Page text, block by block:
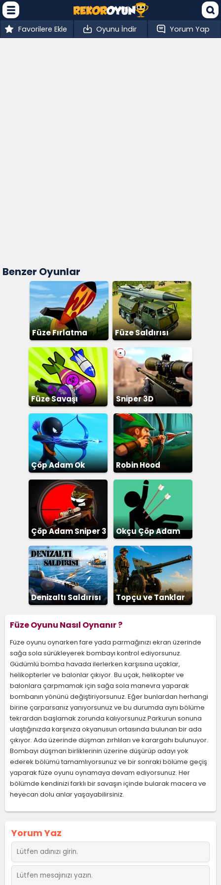
Favorilere Ekle Oyunu İndir Yorum Yap
Benzer Oyunlar
Füze Fırlatma Füze Saldırısı
Füze Savaşı Sniper 3D
Çöp Adam Ok Robin Hood
Çöp Adam Sniper 3 Okçu Çöp Adam
Denizaltı Saldırısı Topçu ve Tanklar
Füze Oyunu Nasıl Oynanır ?
Füze oyunu oynarken fare yada parmağınızı ekran üzerinde
sağa sola sürükleyerek bombayı kontrol ediyorsunuz.
Güdümlü bomba havada ilerlerken karşısına uçaklar,
helikopterler ve balonlar çıkıyor. Bu uçak, helikopter ve
balonlara çarpmamak için sağa sola manevra yaparak
bombanın yönünü değiştiriyorsunuz. Eğer bunlardan herhangi
birine çarparsanız yanıyorsunuz ve bu durumda aynı bölüme
tekrardan başlamak zorunda kalıyorsunuz.Parkurun sonuna
ulaştığınızda karşınıza okyanusun ortasında bulunan bir ada
çıkıyor. Ada üzerinde düşman zırhlıları ve karargahı bulunuyor.
Bombayı düşman birliklerinin üzerine düşürüp adayı yok
ederek bölümü tamamlıyorsunuz ve bir sonraki bölüme geçiş
yaparak füze oyunu oynamaya devam ediyorsunuz. Her
bölümde kendinizi farklı bir savaşın içinde bularak macera ve
heyecan dolu anlar yaşayabilirsiniz.
Yorum Yaz